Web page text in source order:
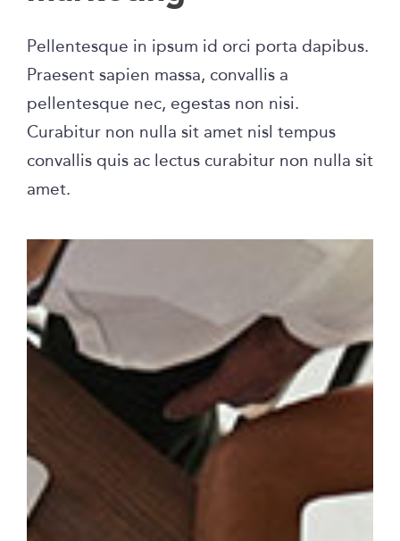
Pellentesque in ipsum id orci porta dapibus.
Praesent sapien massa, convallis a
pellentesque nec, egestas non nisi.
Curabitur non nulla sit amet nisl tempus
convallis quis ac lectus curabitur non nulla sit
amet.